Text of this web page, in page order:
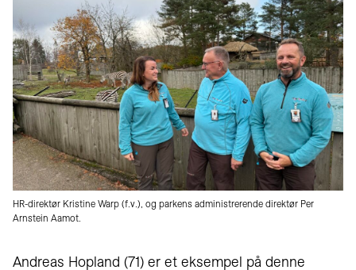
HR-direktør Kristine Warp (f.v.), og parkens administrerende direktør Per
Arnstein Aamot.
Andreas Hopland (71) er et eksempel på denne